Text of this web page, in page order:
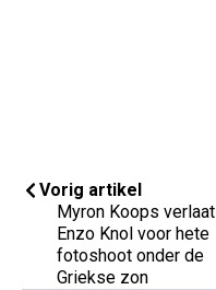
Vorig artikel
Myron Koops verlaat
Enzo Knol voor hete
fotoshoot onder de
Griekse zon